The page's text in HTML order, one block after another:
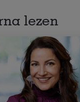
lezen